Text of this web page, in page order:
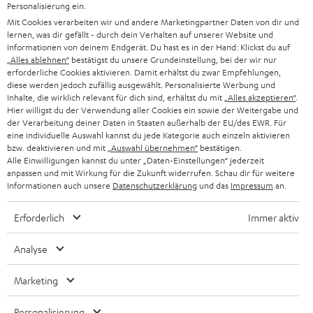
n
T
a
b
ö
n
e
n
Audio-Lexikon
Ratgeber
Wissen
Inside
Entertainment
Shop
Im neuen Tab öffnen
Kontakt
Newsletter
Netiquette
Daten-Einstellungen
Impressum
English
Français
Nederlands
Polski
Personalisierung ein.
Mit Cookies verarbeiten wir und andere Marketingpartner Daten von dir und
lernen, was dir gefällt - durch dein Verhalten auf unserer Website und
Informationen von deinem Endgerät. Du hast es in der Hand: Klickst du auf
„Alles ablehnen“ bestätigst du unsere Grundeinstellung, bei der wir nur
erforderliche Cookies aktivieren. Damit erhältst du zwar Empfehlungen,
diese werden jedoch zufällig ausgewählt. Personalisierte Werbung und
Inhalte, die wirklich relevant für dich sind, erhältst du mit „Alles akzeptieren“.
Hier willigst du der Verwendung aller Cookies ein sowie der Weitergabe und
der Verarbeitung deiner Daten in Staaten außerhalb der EU/des EWR. Für
eine individuelle Auswahl kannst du jede Kategorie auch einzeln aktivieren
bzw. deaktivieren und mit „Auswahl übernehmen“ bestätigen.
Alle Einwilligungen kannst du unter „Daten-Einstellungen“ jederzeit
anpassen und mit Wirkung für die Zukunft widerrufen. Schau dir für weitere
Informationen auch unsere Datenschutzerklärung und das Impressum an.
Erforderlich Immer aktiv
Analyse
Marketing